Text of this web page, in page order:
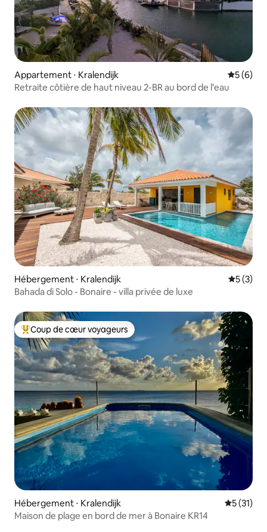
Appartement ⋅ Kralendijk
5 (6)
Retraite côtière de haut niveau 2-BR au bord de l'eau
Hébergement ⋅ Kralendijk
5 (3)
Bahada di Solo - Bonaire - villa privée de luxe
Coups de cœur voyageurs les plus appréciés
Coup de cœur voyageurs
Hébergement ⋅ Kralendijk
5 (31)
Maison de plage en bord de mer à Bonaire KR14